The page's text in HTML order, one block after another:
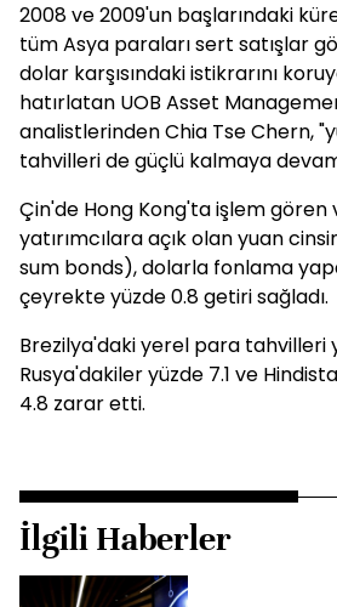
2008 ve 2009'un başlarındaki
tüm Asya paraları sert satışlar
dolar karşısındaki istikrarını
hatırlatan UOB Asset
analistlerinden Chia Tse Chern,
tahvilleri de güçlü kalmaya
Çin'de Hong Kong'ta işlem gören
yatırımcılara açık olan yuan
sum bonds), dolarla fonlama
çeyrekte yüzde 0.8 getiri sağladı.
Brezilya'daki yerel para tahvilleri
Rusya'dakiler yüzde 7.1 ve
4.8 zarar etti.
İlgili Haberler